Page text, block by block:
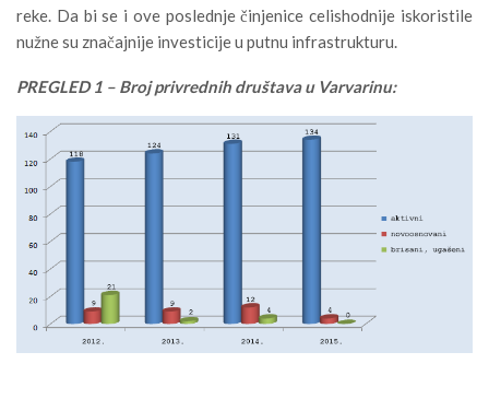
reke. Da bi se i ove poslednje činjenice celishodnije iskoristile
nužne su značajnije investicije u putnu infrastrukturu.
PREGLED 1 – Broj privrednih društava u Varvarinu: